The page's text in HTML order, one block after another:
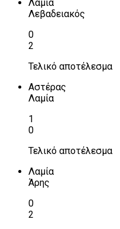
Λαμία
Λεβαδειακός
0
2
Τελικό αποτέλεσμα
Αστέρας
Λαμία
1
0
Τελικό αποτέλεσμα
Λαμία
Άρης
0
2